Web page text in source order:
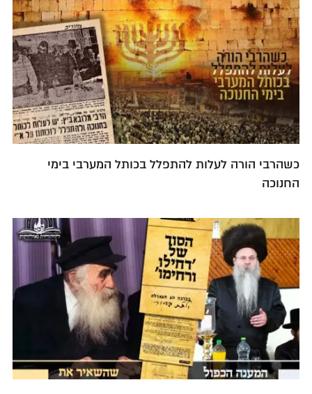
כשהרבי הורה לעלות להתפלל בכותל המערבי בימי
החנוכה